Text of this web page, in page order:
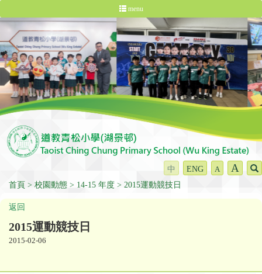
menu
中 ENG A A
首頁 校園動態 14-15 年度 2015運動競技日
返回
2015運動競技日
2015-02-06